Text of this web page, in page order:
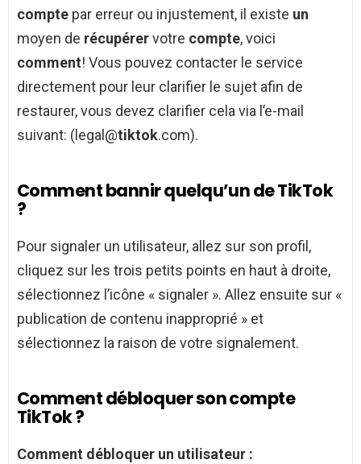
compte par erreur ou injustement, il existe un
moyen de récupérervotre compte, voici
comment! Vous pouvez contacter le service
directement pour leur clarifier le sujet afin de
restaurer, vous devez clarifier cela via l’e-mail
suivant: (legal@tiktok.com).
Comment bannir quelqu’un de TikTok
?
Pour signaler un utilisateur, allez sur son profil,
cliquez sur les trois petits points en haut à droite,
sélectionnez l’icône « signaler ». Allez ensuite sur «
publication de contenu inapproprié » et
sélectionnez la raison de votre signalement.
Comment débloquer son compte
TikTok ?
Comment débloquer un utilisateur :